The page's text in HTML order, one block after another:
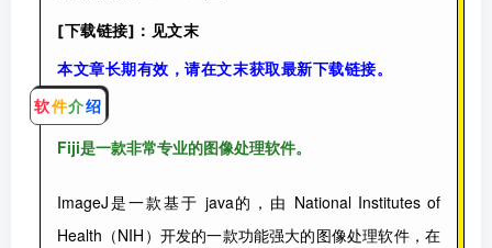
[下载链接]：见文末
本文章长期有效，请在文末获取最新下载链接。
软件介绍
Fiji是一款非常专业的图像处理软件。
ImageJ是一款基于 java的，由 National Institutes of
Health（NIH）开发的一款功能强大的图像处理软件，在